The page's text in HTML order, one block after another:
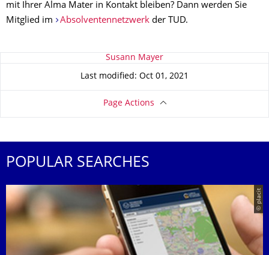
mit Ihrer Alma Mater in Kontakt bleiben? Dann werden Sie
Mitglied im
Absolventennetzwerkder TUD.
About this page Susann Mayer
Last modified: Oct 01, 2021
Page Actions
POPULAR SEARCHES
© placit